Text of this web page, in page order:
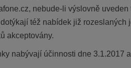
nebude-li výslovně uveden
též nabídek již rozeslaných
akceptovány.
nabývají účinnosti dne 3.1.2017